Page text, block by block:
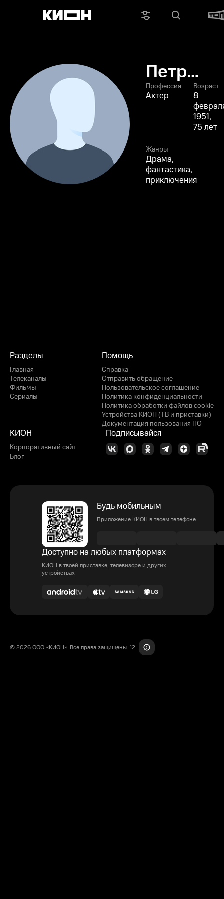
Петр
Дроцкий
Профессия
Актер
Возраст
8
1951,
75 лет
Жанры
Драма,
фантастика,
приключения
Разделы
Главная
Телеканалы
Фильмы
Сериалы
Помощь
Справка
Отправить обращение
Пользовательское соглашение
Политика конфиденциальности
Политика обработки файлов cookie
Устройства КИОН (ТВ и приставки)
Документация пользования ПО
КИОН
Корпоративный сайт
Блог
Подписывайся
Будь мобильным
Приложение КИОН в твоем телефоне
Доступно на любых платформах
КИОН в твоей приставке, телевизоре и других
устройствах
© 2026 ООО «КИОН». Все права защищены. 12+